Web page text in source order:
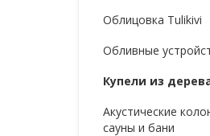
Облицовка Tulikivi
Обливные
Купели из
Акустические
сауны и бани